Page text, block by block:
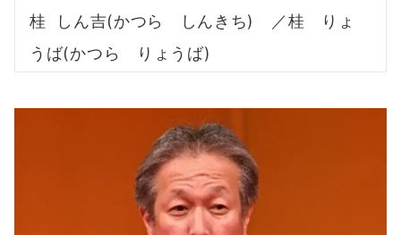
桂 しん吉(かつら しんきち) ／桂 りょ
うば(かつら りょうば)